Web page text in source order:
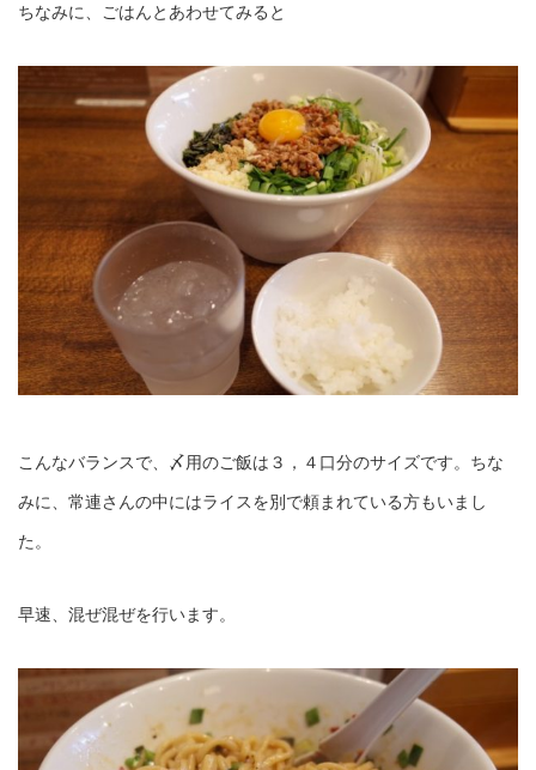
ちなみに、ごはんとあわせてみると
こんなバランスで、〆用のご飯は３，４口分のサイズです。ちな
みに、常連さんの中にはライスを別で頼まれている方もいまし
た。
早速、混ぜ混ぜを行います。